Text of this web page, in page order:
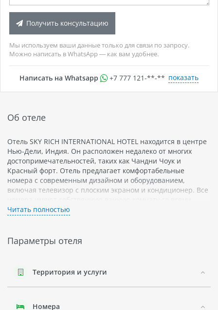
Получить консультацию
Мы используем ваши данные только для связи по запросу.
Можно написать в WhatsApp — как вам удобнее.
Написать на Whatsapp +7 777 121-**-** показать
Об отеле
Отель SKY RICH INTERNATIONAL HOTEL находится в центре
Нью-Дели, Индия. Он расположен недалеко от многих
достопримечательностей, таких как Чандни Чоук и
Красный форт. Отель предлагает комфортабельные
номера с современным дизайном и оборудованием,
включая телевизор с плоским экраном и кондиционер. Все
удобствами.
территории отеля есть бизнес-центр и конференц-залы
Рядом с отелем расположены различные рестораны, кафе
Читать полностью
Параметры отеля
Территория и услуги
Номера